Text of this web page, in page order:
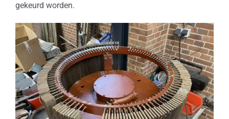
gekeurd worden.